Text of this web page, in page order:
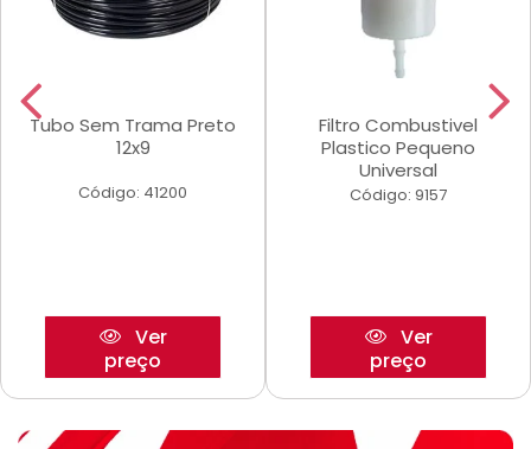
Tubo Sem Trama Preto
12x9
Código: 41200
Ver
preço
Filtro Combustivel
Plastico Pequeno
Universal
Código: 9157
Ver
preço